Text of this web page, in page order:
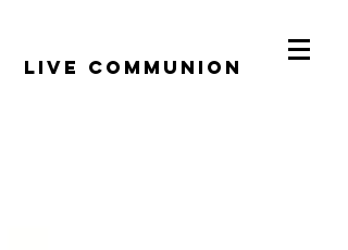
​LiVE COMMUNION